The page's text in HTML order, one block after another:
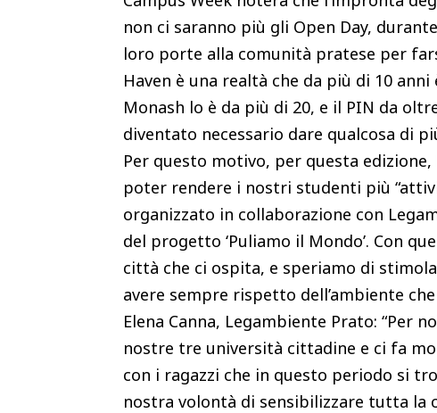
non ci saranno più gli Open Day,
loro porte alla comunità pratese per
Haven è una realtà che da più di 10
Monash lo è da più di 20, e il PIN da
diventato necessario dare qualcosa di
Per questo motivo, per questa
poter rendere i nostri studenti più
organizzato in collaborazione con
del progetto ‘Puliamo il Mondo’. Con
città che ci ospita, e speriamo di
avere sempre rispetto dell’ambiente
Elena Canna, Legambiente Prato: “Per
nostre tre università cittadine e ci fa
con i ragazzi che in questo periodo si
nostra volontà di sensibilizzare tutta la